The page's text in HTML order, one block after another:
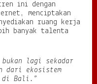
ini dengan
menciptakan
ruang kerja
banyak talenta
lagi sekadar
dari ekosistem
di Bali.”